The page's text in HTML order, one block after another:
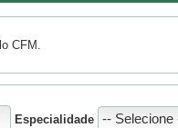
CFM.
Especialidade